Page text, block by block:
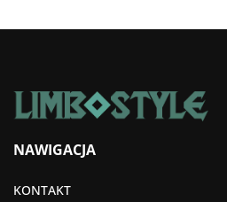
NAWIGACJA
KONTAKT